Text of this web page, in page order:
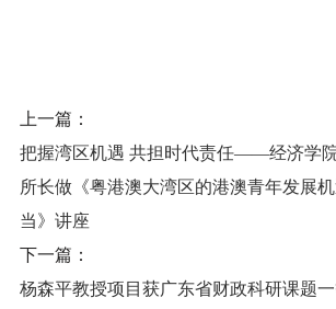
上一篇：
把握湾区机遇 共担时代责任——经济学
所长做《粤港澳大湾区的港澳青年发展
当》讲座
下一篇：
杨森平教授项目获广东省财政科研课题